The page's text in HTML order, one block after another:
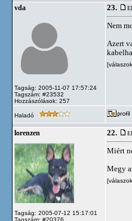
vda
Tagság: 2005-11-07 17:57:24
Tagszám: #23532
Hozzászólások: 257
23.
Nem
Azert
Haladó
lorenzen
Tagság: 2005-07-12 15:17:01
Tagszám: #20376
22.
Miért
Megy